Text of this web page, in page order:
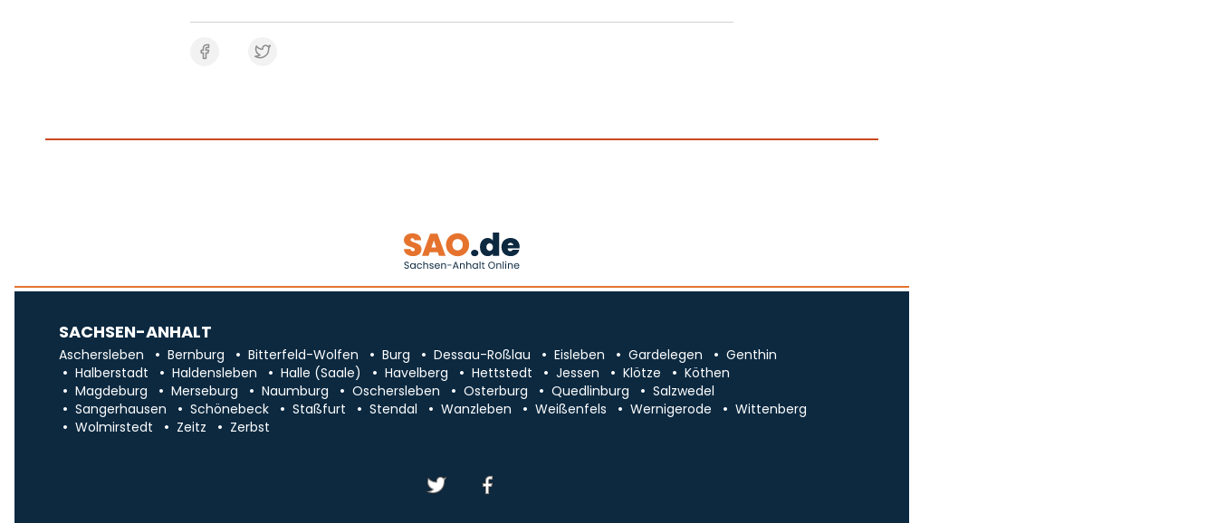
SACHSEN-ANHALT
Aschersleben Bernburg Bitterfeld-Wolfen Burg Dessau-Roßlau Eisleben Gardelegen
Genthin
Halberstadt
Haldensleben Halle (Saale) Havelberg Hettstedt Jessen Klötze
Köthen
Magdeburg
Merseburg Naumburg Oschersleben Osterburg Quedlinburg
Salzwedel
Sangerhausen
Schönebeck Staßfurt Stendal Wanzleben Weißenfels Wernigerode
Wittenberg
Wolmirstedt
Zeitz Zerbst